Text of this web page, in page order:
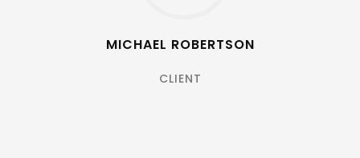
MICHAEL ROBERTSON
CLIENT